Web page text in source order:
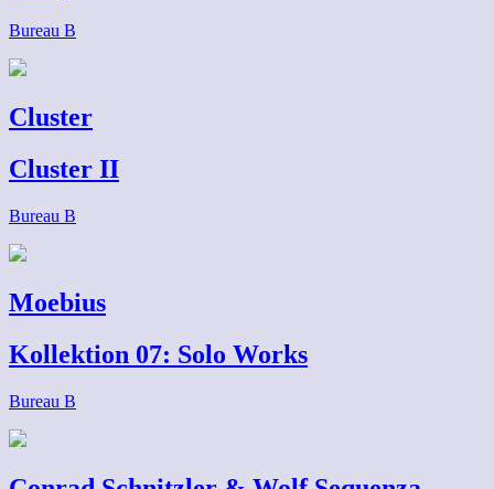
Bureau B
Cluster
Cluster II
Bureau B
Moebius
Kollektion 07: Solo Works
Bureau B